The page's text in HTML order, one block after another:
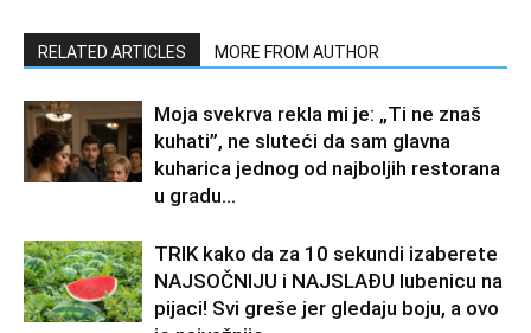
RELATED ARTICLES MORE FROM AUTHOR
Moja svekrva rekla mi je: „Ti ne znaš
kuhati”, ne sluteći da sam glavna
kuharica jednog od najboljih restorana
u gradu…
TRIK kako da za 10 sekundi izaberete
NAJSOČNIJU i NAJSLAĐU lubenicu na
pijaci! Svi greše jer gledaju boju, a ovo